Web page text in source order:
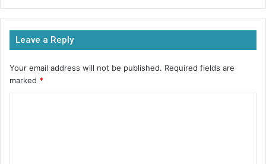
c
e
b
o
o
itt
er
at
s
A
p
p
s
s
e
n
g
ar
e
Leave a Reply
Your email address will not be published. Required fields are
marked *